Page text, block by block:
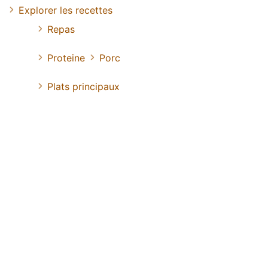
Explorer les recettes
Repas
Proteine Porc
Plats principaux